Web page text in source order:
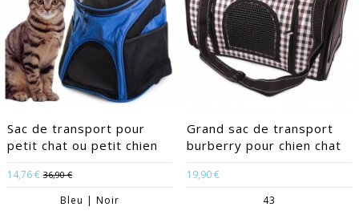
Sac de transport pour
petit chat ou petit chien
14,76 € 36,90 €
Bleu | Noir
Grand sac de transport
burberry pour chien chat
19,90 €
43